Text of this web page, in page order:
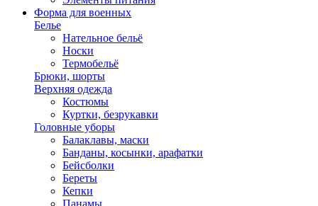
Форма для военных
Белье
Нательное бельё
Носки
Термобельё
Брюки, шорты
Верхняя одежда
Костюмы
Куртки, безрукавки
Головные уборы
Балаклавы, маски
Банданы, косынки, арафатки
Бейсболки
Береты
Кепки
Панамы